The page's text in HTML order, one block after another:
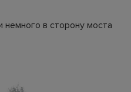
в сторону моста